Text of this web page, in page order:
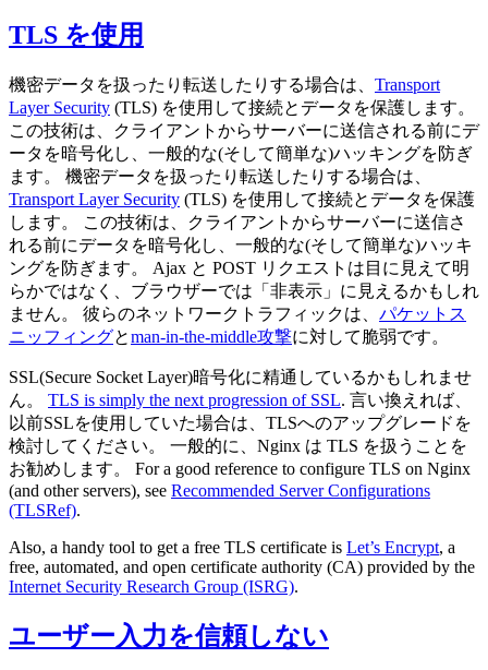
TLS を使用
機密データを扱ったり転送したりする場合は、 Transport
Layer Security (TLS) を使用して接続とデータを保護します。
この技術は、クライアントからサーバーに送信される前にデ
ータを暗号化し、一般的な(そして簡単な)ハッキングを防ぎ
ます。 機密データを扱ったり転送したりする場合は、
Transport Layer Security (TLS) を使用して接続とデータを保護
します。 この技術は、クライアントからサーバーに送信さ
れる前にデータを暗号化し、一般的な(そして簡単な)ハッキ
ングを防ぎます。 Ajax と POST リクエストは目に見えて明
らかではなく、ブラウザーでは「非表示」に見えるかもしれ
ません。 彼らのネットワークトラフィックは、 パケットス
ニッフィングとman-in-the-middle攻撃に対して脆弱です。
SSL(Secure Socket Layer)暗号化に精通しているかもしれませ
ん。 TLS is simply the next progression of SSL. 言い換えれば、
以前SSLを使用していた場合は、TLSへのアップグレードを
検討してください。 一般的に、Nginx は TLS を扱うことを
お勧めします。 For a good reference to configure TLS on Nginx
(and other servers), see Recommended Server Configurations
(TLSRef).
Also, a handy tool to get a free TLS certificate is Let’s Encrypt, a
free, automated, and open certificate authority (CA) provided by the
Internet Security Research Group (ISRG).
ユーザー入力を信頼しない